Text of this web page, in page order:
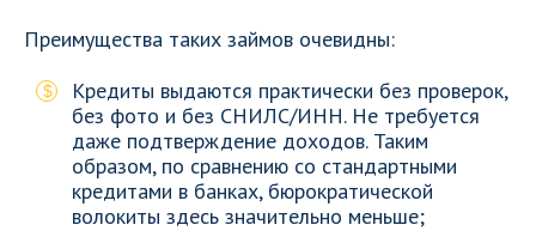
Преимущества таких займов очевидны:
Кредиты выдаются практически без проверок,
без фото и без СНИЛС/ИНН. Не требуется
даже подтверждение доходов. Таким
образом, по сравнению со стандартными
кредитами в банках, бюрократической
волокиты здесь значительно меньше;